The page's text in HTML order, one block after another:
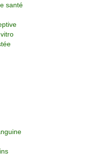
santé